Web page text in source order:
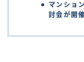
マンショ
討会が開催